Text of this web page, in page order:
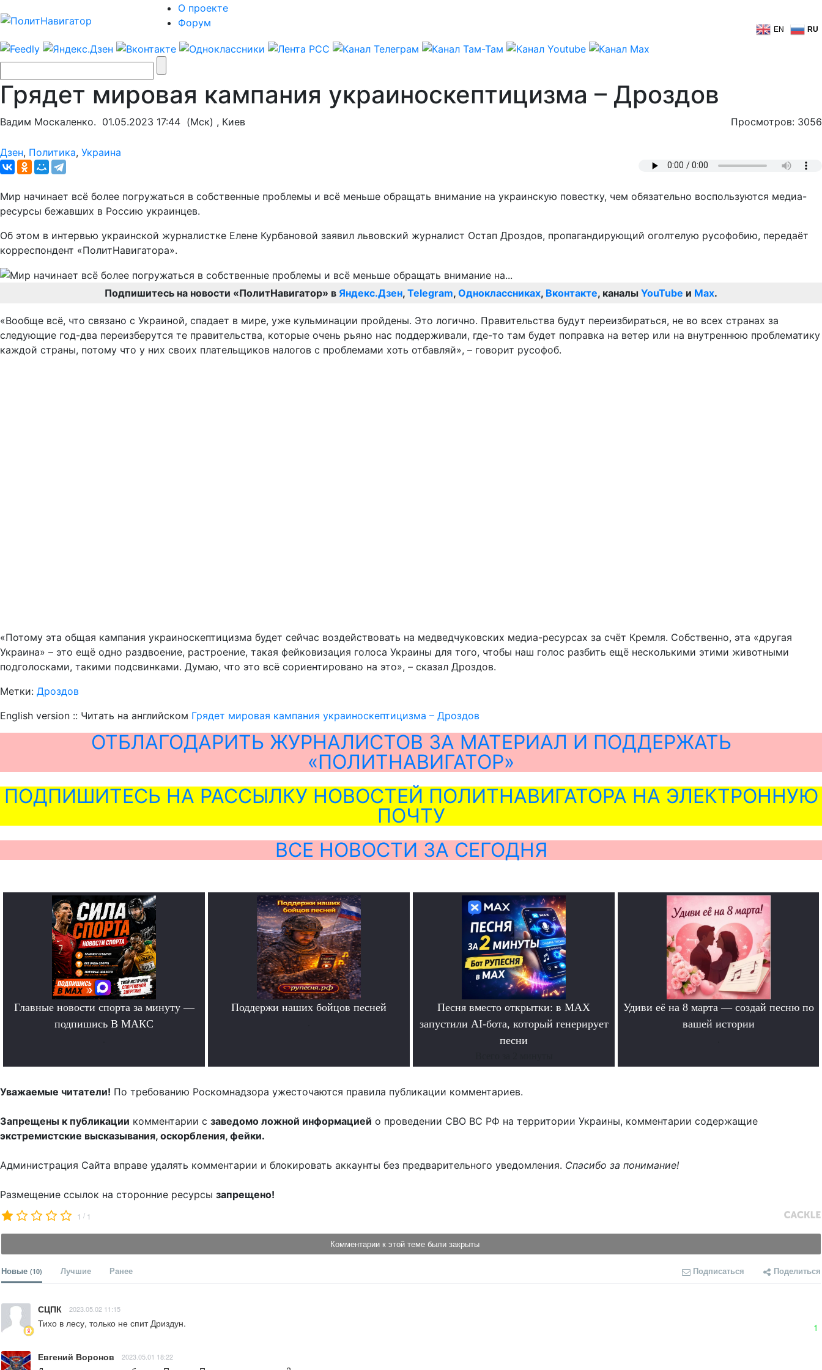
О проекте
Форум
EN RU
Грядет мировая кампания украиноскептицизма – Дроздов
Вадим Москаленко. 01.05.2023 17:44 (Мск) , Киев Просмотров: 3056
Дзен, Политика, Украина
Мир начинает всё более погружаться в собственные проблемы и всё меньше обращать внимание на украинскую повестку, чем обязательно воспользуются медиа-
ресурсы бежавших в Россию украинцев.
Об этом в интервью украинской журналистке Елене Курбановой заявил львовский журналист Остап Дроздов, пропагандирующий оголтелую русофобию, передаёт
корреспондент «ПолитНавигатора».
Подпишитесь на новости «ПолитНавигатор» в Яндекс.Дзен, Telegram, Одноклассниках, Вконтакте, каналы YouTube и Max.
«Вообще всё, что связано с Украиной, спадает в мире, уже кульминации пройдены. Это логично. Правительства будут переизбираться, не во всех странах за
следующие год-два переизберутся те правительства, которые очень рьяно нас поддерживали, где-то там будет поправка на ветер или на внутреннюю проблематику
каждой страны, потому что у них своих плательщиков налогов с проблемами хоть отбавляй», – говорит русофоб.
«Потому эта общая кампания украиноскептицизма будет сейчас воздействовать на медведчуковских медиа-ресурсах за счёт Кремля. Собственно, эта «другая
Украина» – это ещё одно раздвоение, растроение, такая фейковизация голоса Украины для того, чтобы наш голос разбить ещё несколькими этими животными
подголосками, такими подсвинками. Думаю, что это всё сориентировано на это», – сказал Дроздов.
Метки: Дроздов
English version :: Читать на английском Грядет мировая кампания украиноскептицизма – Дроздов
ОТБЛАГОДАРИТЬ ЖУРНАЛИСТОВ ЗА МАТЕРИАЛ И ПОДДЕРЖАТЬ
«ПОЛИТНАВИГАТОР»
ПОДПИШИТЕСЬ НА РАССЫЛКУ НОВОСТЕЙ ПОЛИТНАВИГАТОРА НА ЭЛЕКТРОННУЮ
ПОЧТУ
ВСЕ НОВОСТИ ЗА СЕГОДНЯ
Главные новости спорта за минуту —
подпишись В МАКС
Поддержи наших бойцов песней
Песня вместо открытки: в MAX
запустили AI-бота, который генерирует
песни
Удиви её на 8 марта — создай песню по
вашей истории
Уважаемые читатели! По требованию Роскомнадзора ужесточаются правила публикации комментариев.
Запрещены к публикации комментарии с заведомо ложной информацией о проведении СВО ВС РФ на территории Украины, комментарии содержащие
экстремистские высказывания, оскорбления, фейки.
Администрация Сайта вправе удалять комментарии и блокировать аккаунты без предварительного уведомления. Спасибо за понимание!
Размещение ссылок на сторонние ресурсы запрещено!
1 / 1
Комментарии к этой теме были закрыты
Новые (10) Лучшие Ранее Подписаться Поделиться
СЦПК 2023.05.02 11:15
Тихо в лесу, только не спит Дриздун. 1
Евгений Воронов 2023.05.01 18:22